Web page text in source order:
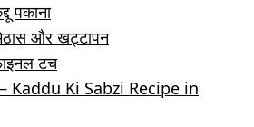
पकाना
और खट्टापन
टच
Kaddu Ki Sabzi Recipe in